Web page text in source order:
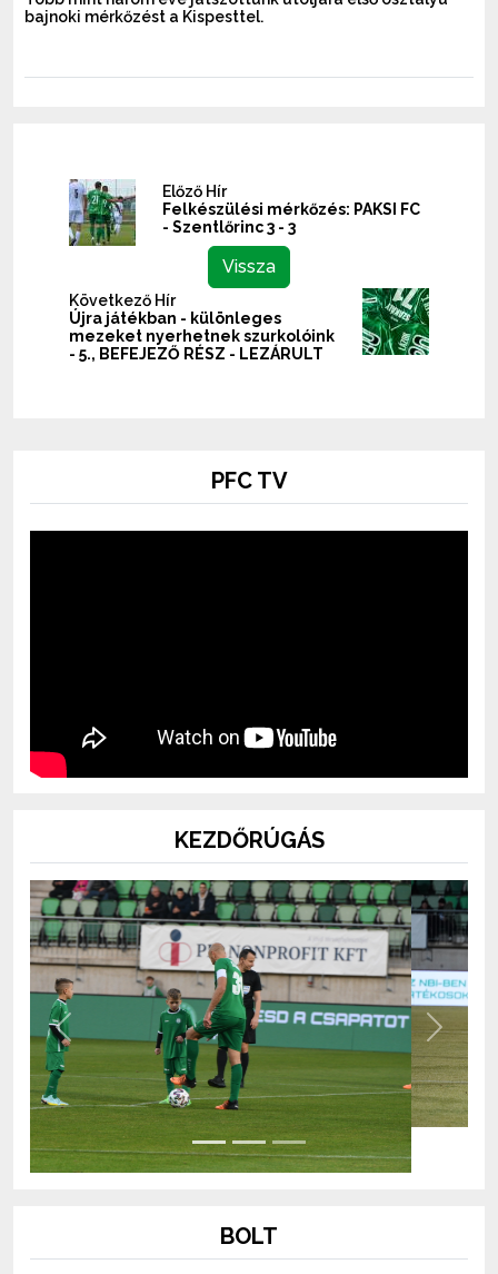
bajnoki mérkőzést a Kispesttel.
Előző Hír
Felkészülési mérkőzés: PAKSI FC
- Szentlőrinc 3 - 3
Vissza
Következő Hír
Újra játékban - különleges
mezeket nyerhetnek szurkolóink
- 5., BEFEJEZŐ RÉSZ - LEZÁRULT
PFC TV
KEZDŐRÚGÁS
Previous Next